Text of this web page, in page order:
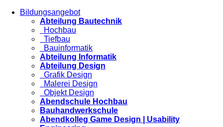
Bildungsangebot
Abteilung Bautechnik
Hochbau
Tiefbau
Bauinformatik
Abteilung Informatik
Abteilung Design
Grafik Design
Malerei Design
Objekt Design
Abendschule Hochbau
Bauhandwerkschule
Abendkolleg Game Design | Usability